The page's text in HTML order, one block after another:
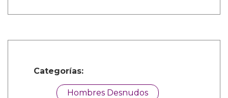
Categorías:
Hombres Desnudos